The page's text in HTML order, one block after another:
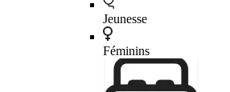
Jeunesse
Féminins